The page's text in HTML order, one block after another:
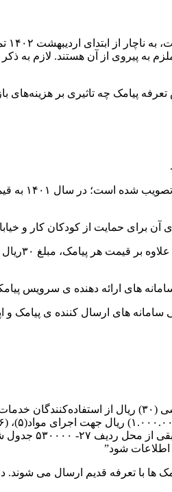
به پیروی از آن هستند. لازم به
پیامک چه تاثیری بر هزینه‌های
برای حمایت از کودکان کار و
های ارسال کننده ی پیامک و
شود”